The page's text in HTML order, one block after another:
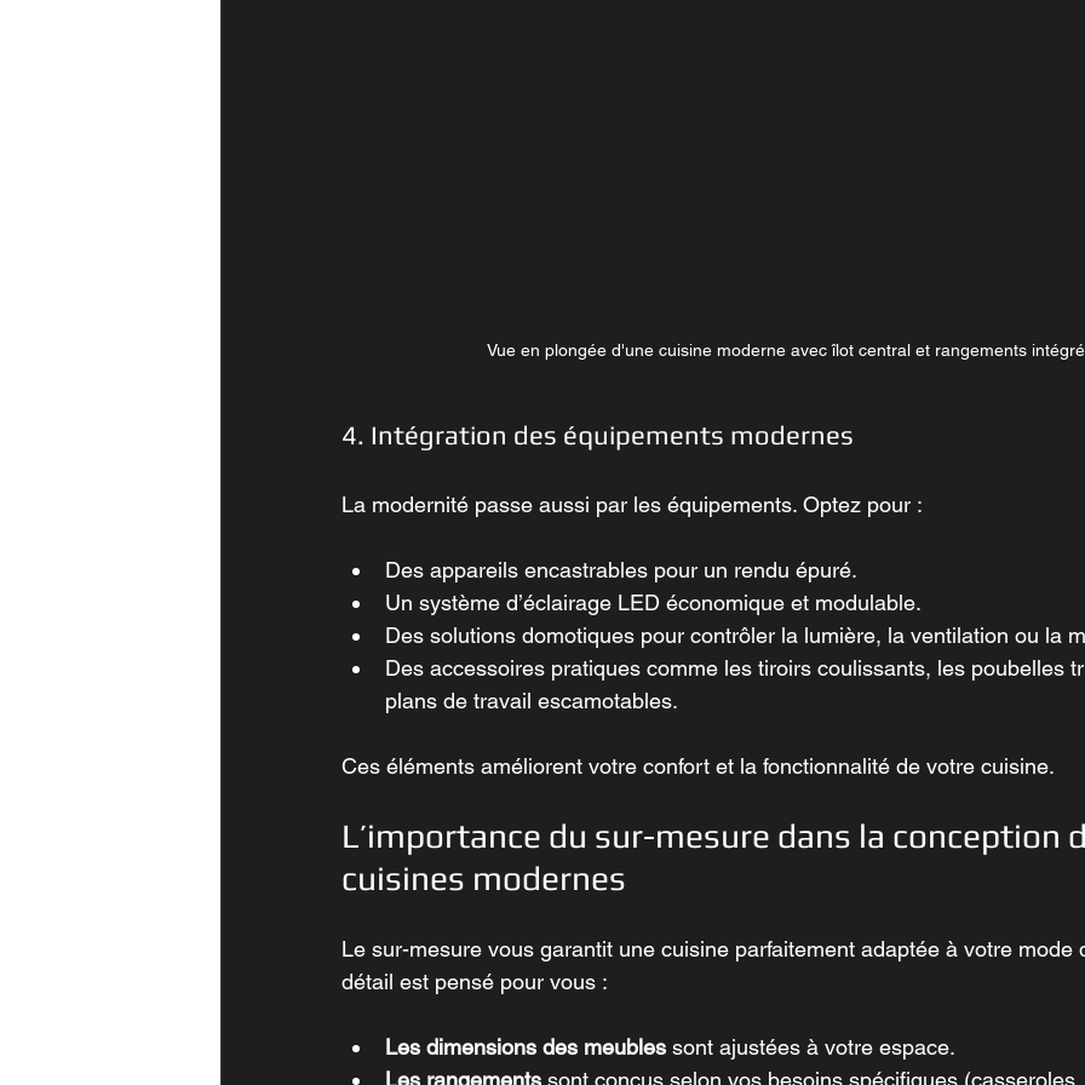
Vue en plongée d'une cuisine moderne avec îlot central et rangements
4. Intégration des équipements modernes
La modernité passe aussi par les équipements. Optez pour :
Des appareils encastrables pour un rendu épuré.
Un système d’éclairage LED économique et modulable.
Des solutions domotiques pour contrôler la lumière, la ventilation ou la
Des accessoires pratiques comme les tiroirs coulissants, les poubelles
plans de travail escamotables.
Ces éléments améliorent votre confort et la fonctionnalité de votre cuisine.
L’importance du sur-mesure dans la conception
cuisines modernes
Le sur-mesure vous garantit une cuisine parfaitement adaptée à votre
détail est pensé pour vous :
Les dimensions des meubles sont ajustées à votre espace.
Les rangements sont conçus selon vos besoins spécifiques